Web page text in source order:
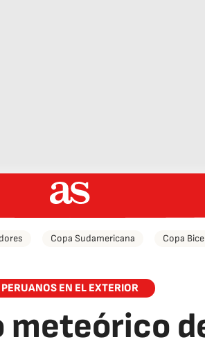
Copa Sudamericana Copa
PERUANOS EN EL EXTERIOR
meteórico